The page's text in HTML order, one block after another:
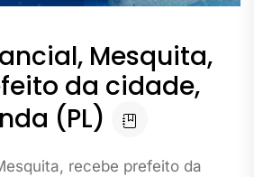
Mesquita,
da cidade,
(PL)
recebe prefeito da